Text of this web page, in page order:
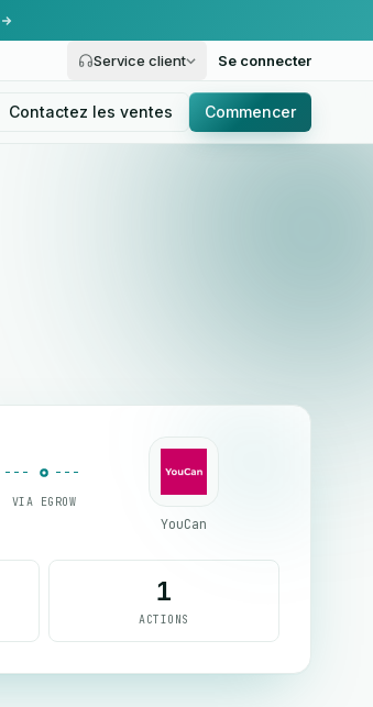
Service client Se connecter
Contactez les ventes Commencer
VIA EGROW
YouCan
1
ACTIONS